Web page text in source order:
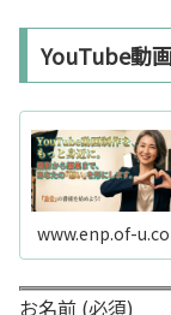
YouTube動
www.enp.of-
お名前 (必須)